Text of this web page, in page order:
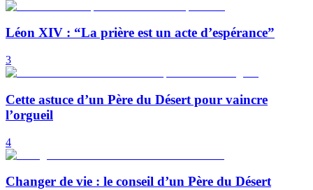
Léon XIV : “La prière est un acte d’espérance”
3
Cette astuce d’un Père du Désert pour vaincre
l’orgueil
4
Changer de vie : le conseil d’un Père du Désert